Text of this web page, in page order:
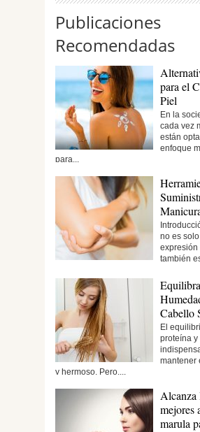
Publicaciones
Recomendadas
para el
Piel
En la
cada vez
están
enfoque
para...
no es
expresión
también
Cabello
El
proteína
mantener
y hermoso. Pero,...
Alcanza
mejores
marula